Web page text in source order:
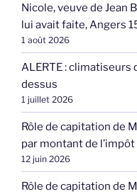
Nicole, veuve de Jean
lui avait faite, Angers
1 août 2026
ALERTE :
dessus
1 juillet 2026
Rôle de capitation de
par montant de l’impôt
12 juin 2026
Rôle de capitation de